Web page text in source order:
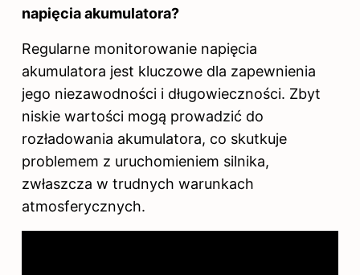
napięcia akumulatora?
Regularne monitorowanie napięcia
akumulatora jest kluczowe dla zapewnienia
jego niezawodności i długowieczności. Zbyt
niskie wartości mogą prowadzić do
rozładowania akumulatora, co skutkuje
problemem z uruchomieniem silnika,
zwłaszcza w trudnych warunkach
atmosferycznych.